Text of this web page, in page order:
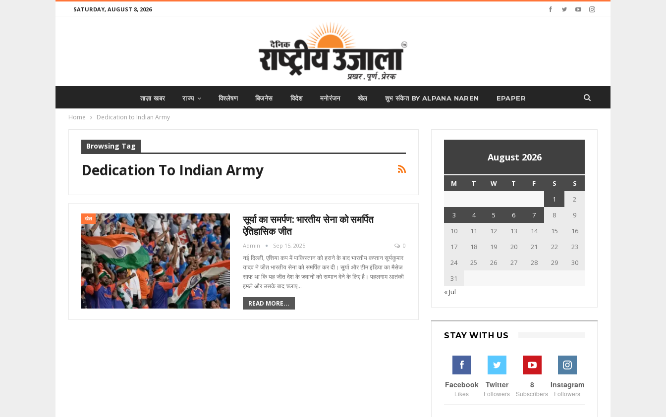
SATURDAY, AUGUST 8, 2026
ताज़ा खबर राज्य विश्लेषण बिजनेस विदेश मनोरंजन खेल शुभ संकेत BY ALPANA NAREN EPAPER
Home Dedication to Indian Army
Browsing Tag
Dedication To Indian Army
खेल
सूर्या का समर्पण: भारतीय सेना को समर्पित
ऐतिहासिक जीत
Admin Sep 15, 2025 0
नई दिल्ली, एशिया कप में पाकिस्तान को हराने के बाद भारतीय कप्तान सूर्यकुमार
यादव ने जीत भारतीय सेना को समर्पित कर दी। सूर्या और टीम इंडिया का मैसेज
साफ था कि यह जीत देश के जवानों को सम्मान देने के लिए है। पहलगाम आतंकी
हमले और उसके बाद चलाए…
READ MORE...
August 2026
M T W T F S
S
1
2
3
4 5 6 7 8
9
10
11 12 13 14 15
16
17
18 19 20 21 22
23
24
25 26 27 28 29
30
31
« Jul
STAY WITH US
Facebook
Likes
Twitter
Followers
8
Subscribers
Instagram
Followers